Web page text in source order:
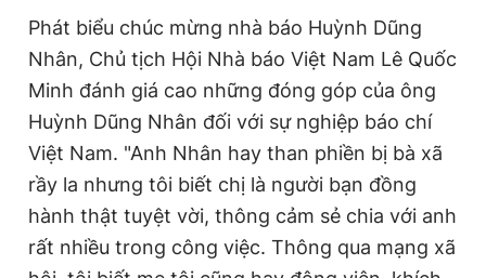
Phát biểu chúc mừng nhà báo Huỳnh Dũng
Nhân, Chủ tịch Hội Nhà báo Việt Nam Lê Quốc
Minh đánh giá cao những đóng góp của ông
Huỳnh Dũng Nhân đối với sự nghiệp báo chí
Việt Nam. "Anh Nhân hay than phiền bị bà xã
rầy la nhưng tôi biết chị là người bạn đồng
hành thật tuyệt vời, thông cảm sẻ chia với anh
rất nhiều trong công việc. Thông qua mạng xã